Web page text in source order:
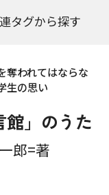
タグから探す
奪われてはならな
生の思い
館」のうた
郎=著